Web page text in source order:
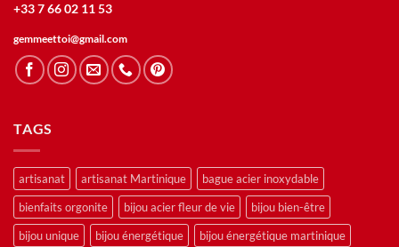
+33 7 66 02 11 53
gemmeettoi@gmail.com
TAGS
artisanat artisanat Martinique
bague acier inoxydable
bienfaits orgonite
bijou acier fleur de vie
bijou bien-être
bijou unique
bijou énergétique
bijou énergétique martinique